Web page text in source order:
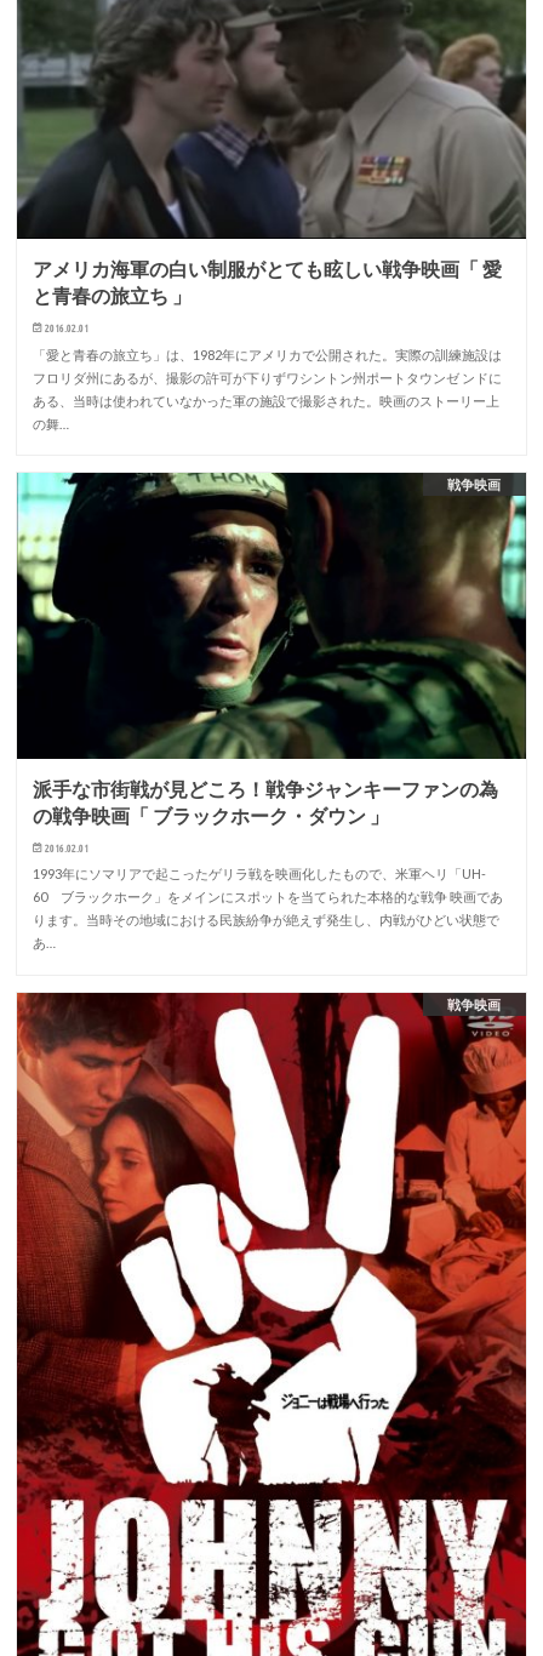
アメリカ海軍の白い制服がとても眩しい戦争映画「 愛
と青春の旅立ち 」
2016.02.01
「愛と青春の旅立ち」は、1982年にアメリカで公開された。実際の訓練施設は
フロリダ州にあるが、撮影の許可が下りずワシントン州ポートタウンゼ ンドに
ある、当時は使われていなかった軍の施設で撮影された。映画のストーリー上
の舞…
戦争映画
派手な市街戦が見どころ！戦争ジャンキーファンの為
の戦争映画「 ブラックホーク・ダウン 」
2016.02.01
1993年にソマリアで起こったゲリラ戦を映画化したもので、米軍ヘリ「UH-
60 ブラックホーク」をメインにスポットを当てられた本格的な戦争 映画であ
ります。当時その地域における民族紛争が絶えず発生し、内戦がひどい状態で
あ…
戦争映画